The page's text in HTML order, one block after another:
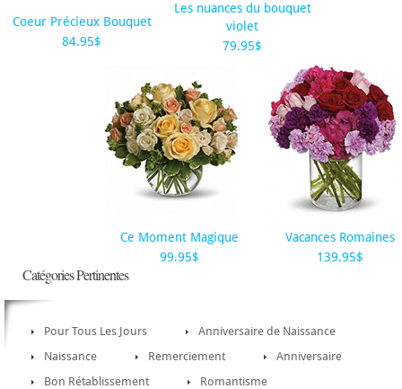
Coeur Précieux Bouquet
84.95$
Les nuances du bouquet
violet
79.95$
Ce Moment Magique
99.95$
Vacances Romaines
139.95$
Catégories Pertinentes
Pour Tous Les Jours
Anniversaire de Naissance
Naissance
Remerciement
Anniversaire
Bon Rétablissement
Romantisme